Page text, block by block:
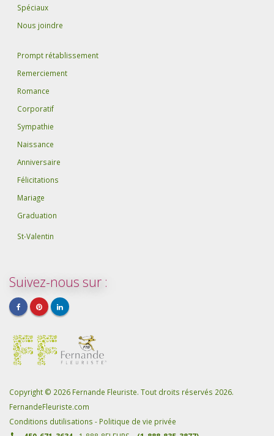
Spéciaux
Nous joindre
Prompt rétablissement
Remerciement
Romance
Corporatif
Sympathie
Naissance
Anniversaire
Félicitations
Mariage
Graduation
St-Valentin
Suivez-nous sur :
Copyright © 2026 Fernande Fleuriste. Tout droits réservés 2026.
FernandeFleuriste.com
Conditions dutilisations - Politique de vie privée